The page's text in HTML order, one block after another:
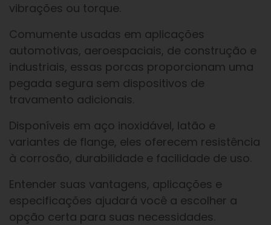
vibrações ou torque.
Comumente usadas em aplicações
automotivas, aeroespaciais, de construção e
industriais, essas porcas proporcionam uma
pegada segura sem dispositivos de
travamento adicionais.
Disponíveis em aço inoxidável, latão e
variantes de flange, eles oferecem resistência
à corrosão, durabilidade e facilidade de uso.
Entender suas vantagens, aplicações e
especificações ajudará você a escolher a
opção certa para suas necessidades.